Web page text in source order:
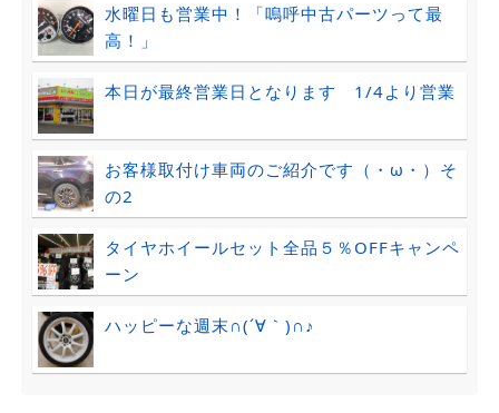
水曜日も営業中！「嗚呼中古パーツって最
高！」
本日が最終営業日となります 1/4より営業
お客様取付け車両のご紹介です（・ω・）そ
の2
タイヤホイールセット全品５％OFFキャンペ
ーン
ハッピーな週末∩(´∀｀)∩♪